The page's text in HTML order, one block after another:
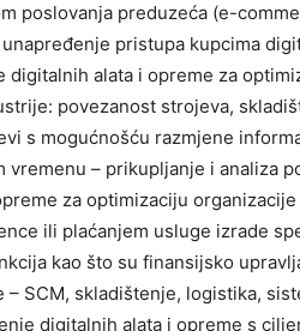
poslovanja preduzeća (e-
pristupa kupcima
digitalnih alata i opreme za
povezanost strojeva,
s mogućnošću razmjene
– prikupljanje i analiza
za optimizaciju
ili plaćanjem usluge izrade
kao što su finansijsko
– SCM, skladištenje, logistika,
digitalnih alata i opreme s